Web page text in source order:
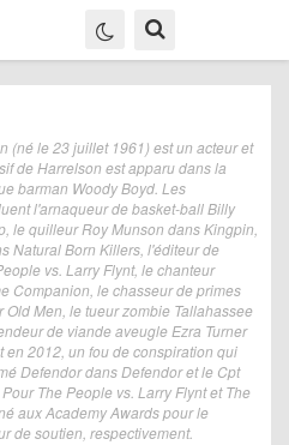
(né le 23 juillet 1961) est un acteur et
de Harrelson est apparu dans la
barman Woody Boyd. Les
l'arnaqueur de basket-ball Billy
le quilleur Roy Munson dans Kingpin,
Natural Born Killers, l'éditeur de
vs. Larry Flynt, le chanteur
Companion, le chasseur de primes
Men, le tueur zombie Tallahassee
de viande aveugle Ezra Turner
en 2012, un fou de conspiration qui
Defendor dans Defendor et le Cpt
The People vs. Larry Flynt et The
aux Academy Awards pour le
de soutien, respectivement.